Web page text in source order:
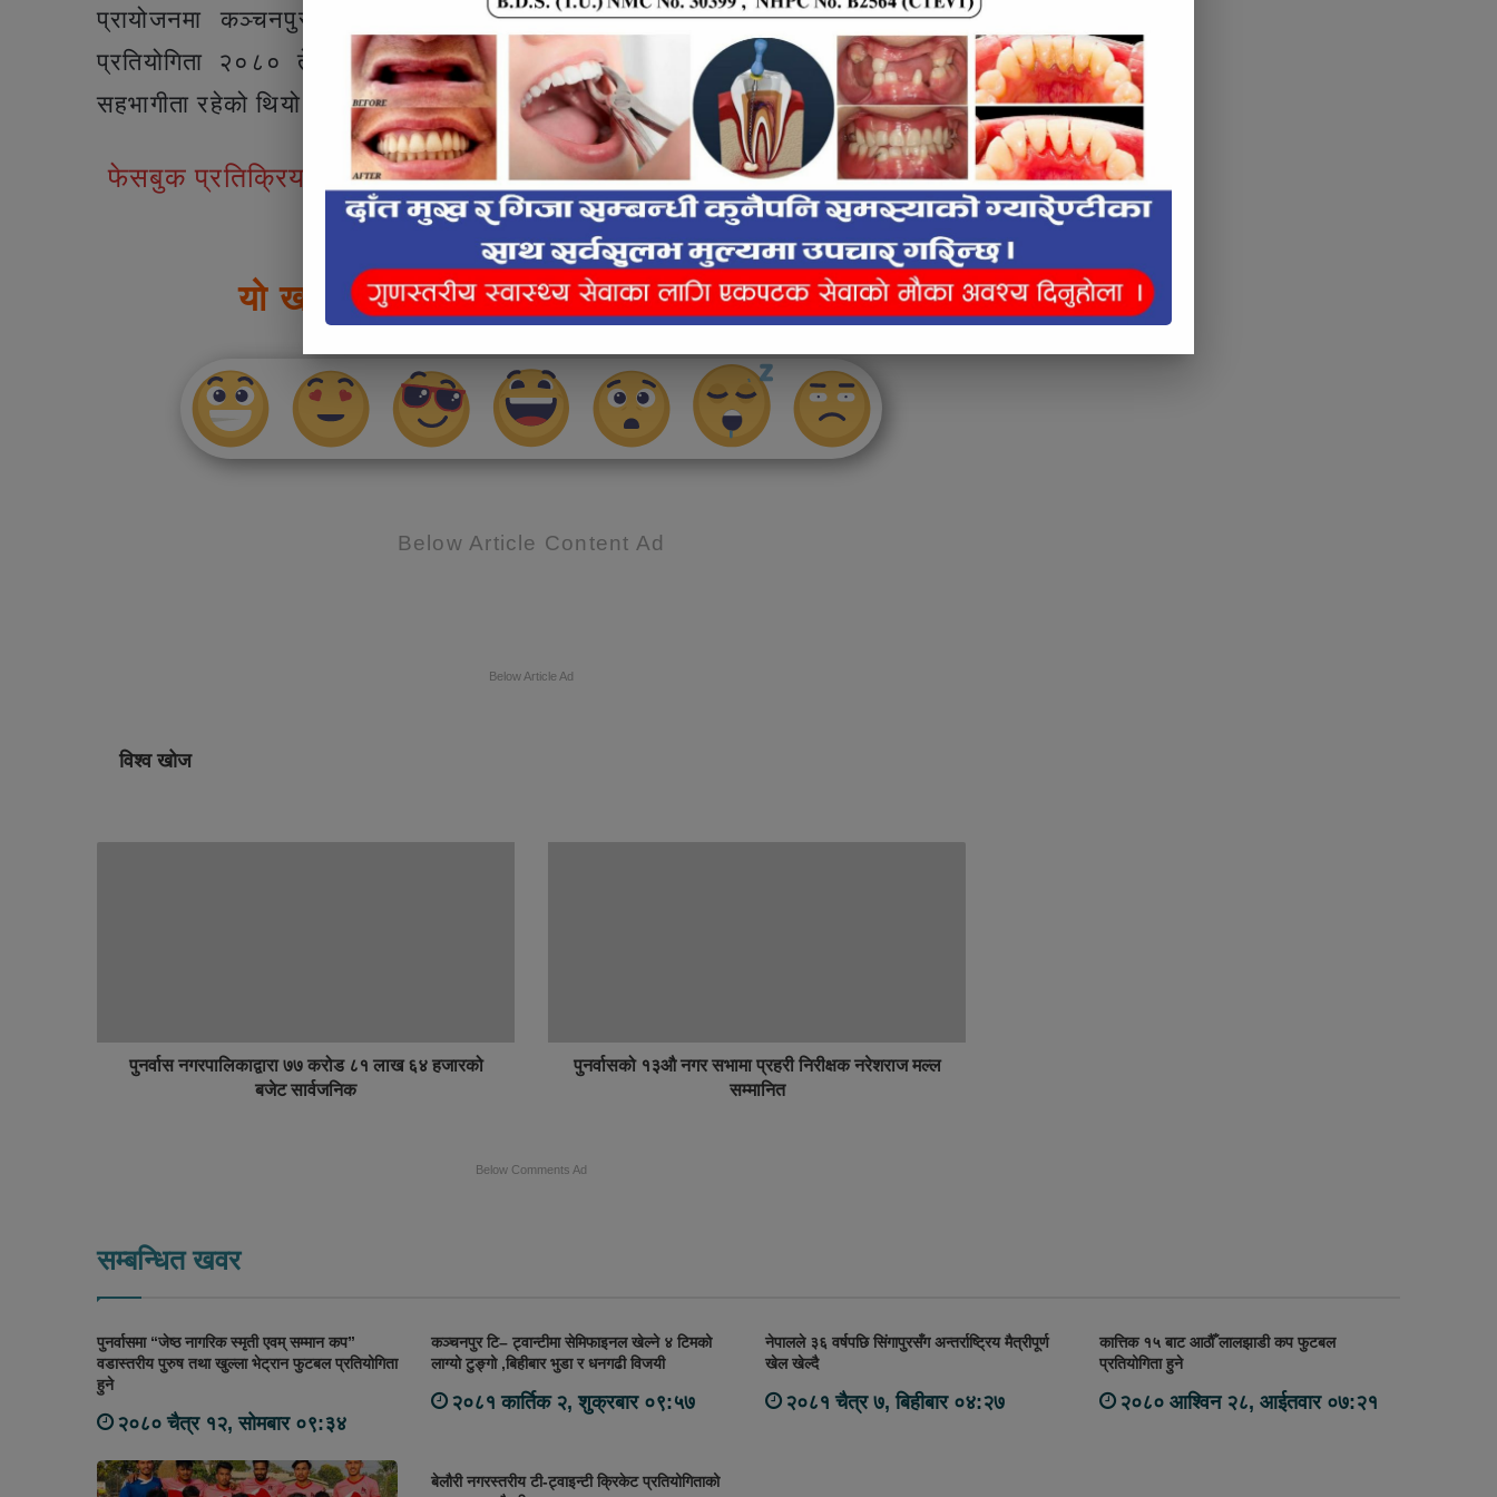
प्रायोजनमा कञ्चनपुर निर्वाचन क्षेत्र नं १ स्तरिय अन्तर क्लव पुरूष खुल्ला फुटबल
प्रतियोगिता २०८० तेस्रो संस्करणमा २ घरेलु टिम सहित १६ वटा फुटबल क्लबहरुको
सहभागीता रहेको थियो। उक्त प्रतियोगिता जेष्ठ २८ गतेबाट सञ्चालन भएको थियो ।
फेसबुक प्रतिक्रियाहरु
यो खबर पढेर तपाईलाई कस्तो महसुस भयो ?
Below Article Content Ad
Below Article Ad
विश्व खोज
पुनर्वास नगरपालिकाद्वारा ७७ करोड ८१ लाख ६४ हजारको
बजेट सार्वजनिक
पुनर्वासको १३औ नगर सभामा प्रहरी निरीक्षक नरेशराज मल्ल
सम्मानित
Below Comments Ad
सम्बन्धित खवर
पुनर्वासमा “जेष्ठ नागरिक स्मृती एवम् सम्मान कप”
वडास्तरीय पुरुष तथा खुल्ला भेट्रान फुटबल प्रतियोगिता
हुने
२०८० चैत्र १२, सोमबार ०९:३४
कञ्चनपुर टि– ट्वान्टीमा सेमिफाइनल खेल्ने ४ टिमको
लाग्यो टुङ्गो ,बिहीबार भुडा र धनगढी विजयी
२०८१ कार्तिक २, शुक्रबार ०९:५७
नेपालले ३६ वर्षपछि सिंगापुरसँग अन्तर्राष्ट्रिय मैत्रीपूर्ण
खेल खेल्दै
२०८१ चैत्र ७, बिहीबार ०४:२७
कात्तिक १५ बाट आठौँ लालझाडी कप फुटबल
प्रतियोगिता हुने
२०८० आश्विन २८, आईतवार ०७:२१
बेलौरी नगरस्तरीय टी-ट्वाइन्टी क्रिकेट प्रतियोगिताको